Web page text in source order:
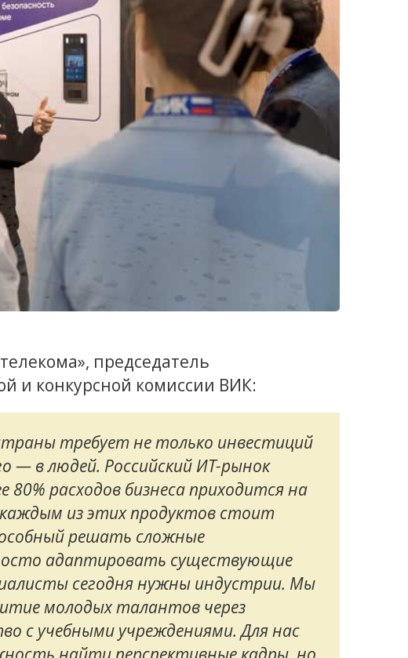
председатель
и конкурсной комиссии ВИК:
требует не только инвестиций
— в людей. Российский ИТ-рынок
80% расходов бизнеса приходится на
из этих продуктов стоит
решать сложные
адаптировать существующие
сегодня нужны индустрии. Мы
молодых талантов через
с учебными учреждениями. Для нас